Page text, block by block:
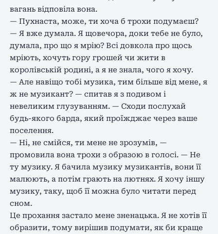
вагань відповіла вона.
— Пухнаста, може, ти хоча б трохи подумаєш?
— Я вже думала. Я щовечора, доки тебе не було,
думала, про що я мрію? Всі довкола про щось
мріють, хочуть гору грошей чи жити в
королівській родині, а я не знала, чого я хочу.
— Але навіщо тобі музика, тим більше від мене, я
ж не музикант? — спитав я з подивом і
невеликим глузуванням. — Сходи послухай
будь-якого барда, який проїжджає через ваше
поселення.
— Ні, не смійся, ти мене не зрозумів, —
промовила вона трохи з образою в голосі. — Не
ту музику. Я бачила музику музикантів, вони її
малюють, а потім грають на лютнях. Я хочу іншу
музику, таку, щоб її можна було читати перед
сном.
Це прохання застало мене зненацька. Я не хотів її
образити, тому вирішив подумати, як би краще